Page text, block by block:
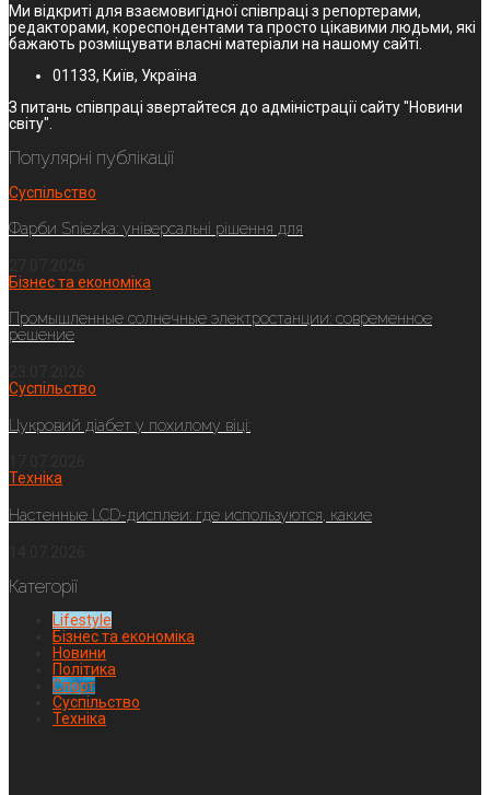
Ми відкриті для взаємовигідної співпраці з репортерами,
редакторами, кореспондентами та просто цікавими людьми, які
бажають розміщувати власні матеріали на нашому сайті.
01133, Київ, Україна
З питань співпраці звертайтеся до адміністрації сайту "Новини
світу".
Популярні публікації
Суспільство
Фарби Sniezka: універсальні рішення для
Бізнес та економіка
Промышленные солнечные электростанции: современное
решение
Суспільство
Цукровий діабет у похилому віці:
Техніка
Настенные LCD-дисплеи: где используются, какие
Категорії
Lifestyle
Бізнес та економіка
Новини
Політика
Спорт
Суспільство
Техніка